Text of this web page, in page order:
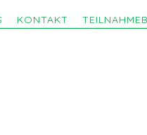
KONTAKT